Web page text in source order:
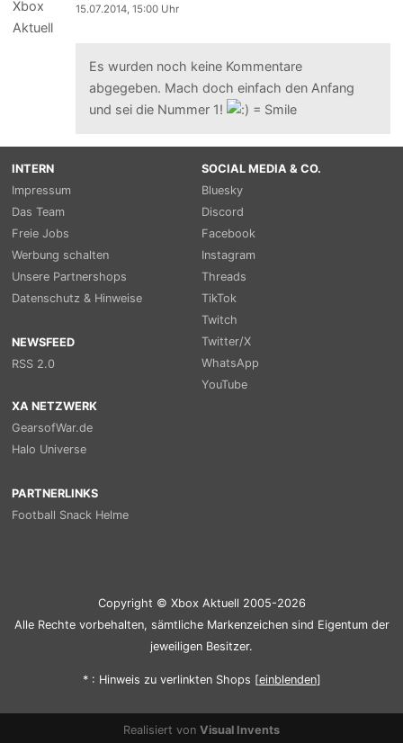
15.07.2014, 15:00 Uhr
Es wurden noch keine Kommentare
abgegeben. Mach doch einfach den Anfang
und sei die Nummer 1!
INTERN
Impressum
Das Team
Freie Jobs
Werbung schalten
Unsere Partnershops
Datenschutz & Hinweise
NEWSFEED
RSS 2.0
SOCIAL MEDIA & CO.
Bluesky
Discord
Facebook
Instagram
Threads
TikTok
Twitch
Twitter/X
WhatsApp
YouTube
XA NETZWERK
GearsofWar.de
Halo Universe
PARTNERLINKS
Football Snack Helme
Copyright © Xbox Aktuell 2005-2026
Alle Rechte vorbehalten, sämtliche Markenzeichen sind Eigentum der
jeweiligen Besitzer.
* : Hinweis zu verlinkten Shops [einblenden]
Realisiert von Visual Invents